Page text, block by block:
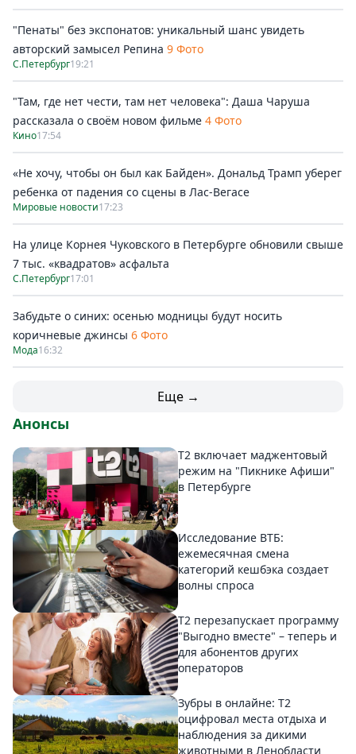
"Пенаты" без экспонатов: уникальный шанс увидеть
авторский замысел Репина 9 Фото
С.Петербург19:21
"Там, где нет чести, там нет человека": Даша Чаруша
рассказала о своём новом фильме 4 Фото
Кино17:54
«Не хочу, чтобы он был как Байден». Дональд Трамп уберег
ребенка от падения со сцены в Лас-Вегасе
Мировые новости17:23
На улице Корнея Чуковского в Петербурге обновили свыше
7 тыс. «квадратов» асфальта
С.Петербург17:01
Забудьте о синих: осенью модницы будут носить
коричневые джинсы 6 Фото
Мода16:32
Еще →
Анонсы
Т2 включает маджентовый
режим на "Пикнике Афиши"
в Петербурге
Исследование ВТБ:
ежемесячная смена
категорий кешбэка создает
волны спроса
Т2 перезапускает программу
"Выгодно вместе" – теперь и
для абонентов других
операторов
Зубры в онлайне: Т2
оцифровал места отдыха и
наблюдения за дикими
животными в Ленобласти